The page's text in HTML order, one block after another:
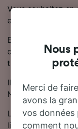
Vous souhaitez
entre Nevers et
En moyenne, le
dure 10 heures 38
trains trains
Il y aura 1
Nevers et
Les trains TGV,
ligne.
Nous
Merci de
avons la
vos données
comment